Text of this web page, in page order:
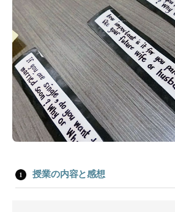
授業の内容と感想